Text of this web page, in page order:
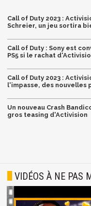
Call of Duty 2023 :
Schreier, un jeu sortira
Call of Duty : Sony est
PS5 si le rachat
Call of Duty 2023 :
l'impasse, des nouvelles
Un nouveau Crash
gros teasing d'Activision
VIDÉOS À NE PAS